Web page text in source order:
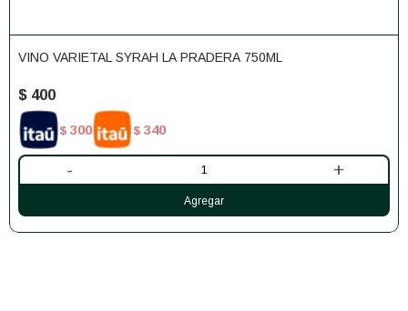
VINO VARIETAL SYRAH LA PRADERA 750ML
$ 400
$ 300 $ 340
- +